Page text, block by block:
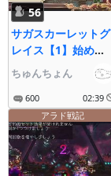
56
サガスカーレットグ
レイス【1】始め
る！
ちゅんちょん
600 02:39
アラド戦記